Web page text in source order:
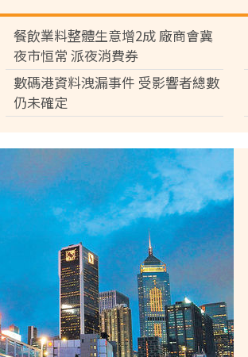
餐飲業料整體生意增2成 廠商會冀
夜市恒常 派夜消費券
數碼港資料洩漏事件 受影響者總數
仍未確定